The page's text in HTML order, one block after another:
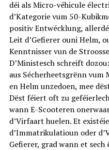
déi als Micro-véhicule
d’Kategorie vum 50-
positiv Entwécklung,
Leit d’Gefierer ouni Helm,
Kenntnisser vun de
D’Ministesch schreift
aus Sécherheetsgrënn
en Helm unzedoen, mee
Dëst féiert oft zu
wann E-Scooteren
d’Virfaart huelen. Et
d’Immatrikulatioun oder
Gefierer, grad wann et